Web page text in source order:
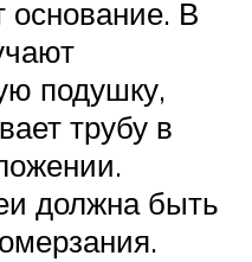
В
подушку,
трубу в
должна быть